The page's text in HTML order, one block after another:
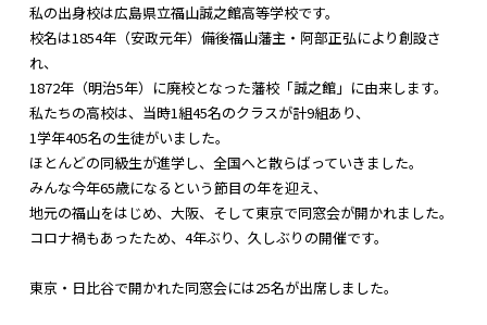
私の出身校は広島県立福山誠之館高等学校です。
校名は1854年（安政元年）備後福山藩主・ 阿部正弘により創設さ
れ、
1872年（明治5年）に廃校となった藩校「誠之館」 に由来します。
私たちの高校は、当時1組45名のクラスが計9組あり、
1学年405名の生徒がいました。
ほとんどの同級生が進学し、全国へと散らばっていきました。
みんな今年65歳になるという節目の年を迎え、
地元の福山をはじめ、大阪、そして東京で同窓会が開かれました。
コロナ禍もあったため、4年ぶり、久しぶりの開催です。
東京・日比谷で開かれた同窓会には25名が出席しました。